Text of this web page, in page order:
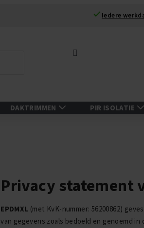
Iedere
DAKTRIMMEN PIR ISOLATIE
Privacy statement
EPDMXL (met KvK-nummer: 56200862)
van gegevens zoals bedoeld en genoemd in